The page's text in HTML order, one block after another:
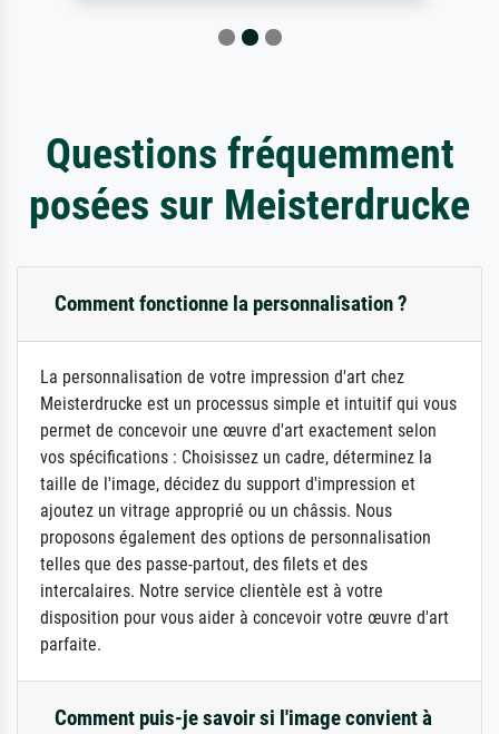
Questions fréquemment
posées sur Meisterdrucke
Comment fonctionne la personnalisation ?
La personnalisation de votre impression d'art chez
Meisterdrucke est un processus simple et intuitif qui vous
permet de concevoir une œuvre d'art exactement selon
vos spécifications : Choisissez un cadre, déterminez la
taille de l'image, décidez du support d'impression et
ajoutez un vitrage approprié ou un châssis. Nous
proposons également des options de personnalisation
telles que des passe-partout, des filets et des
intercalaires. Notre service clientèle est à votre
disposition pour vous aider à concevoir votre œuvre d'art
parfaite.
Comment puis-je savoir si l'image convient à